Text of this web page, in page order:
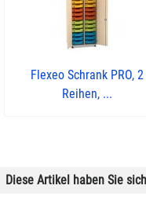
Flexeo Schrank PRO, 2
Reihen, ...
Diese Artikel haben Sie